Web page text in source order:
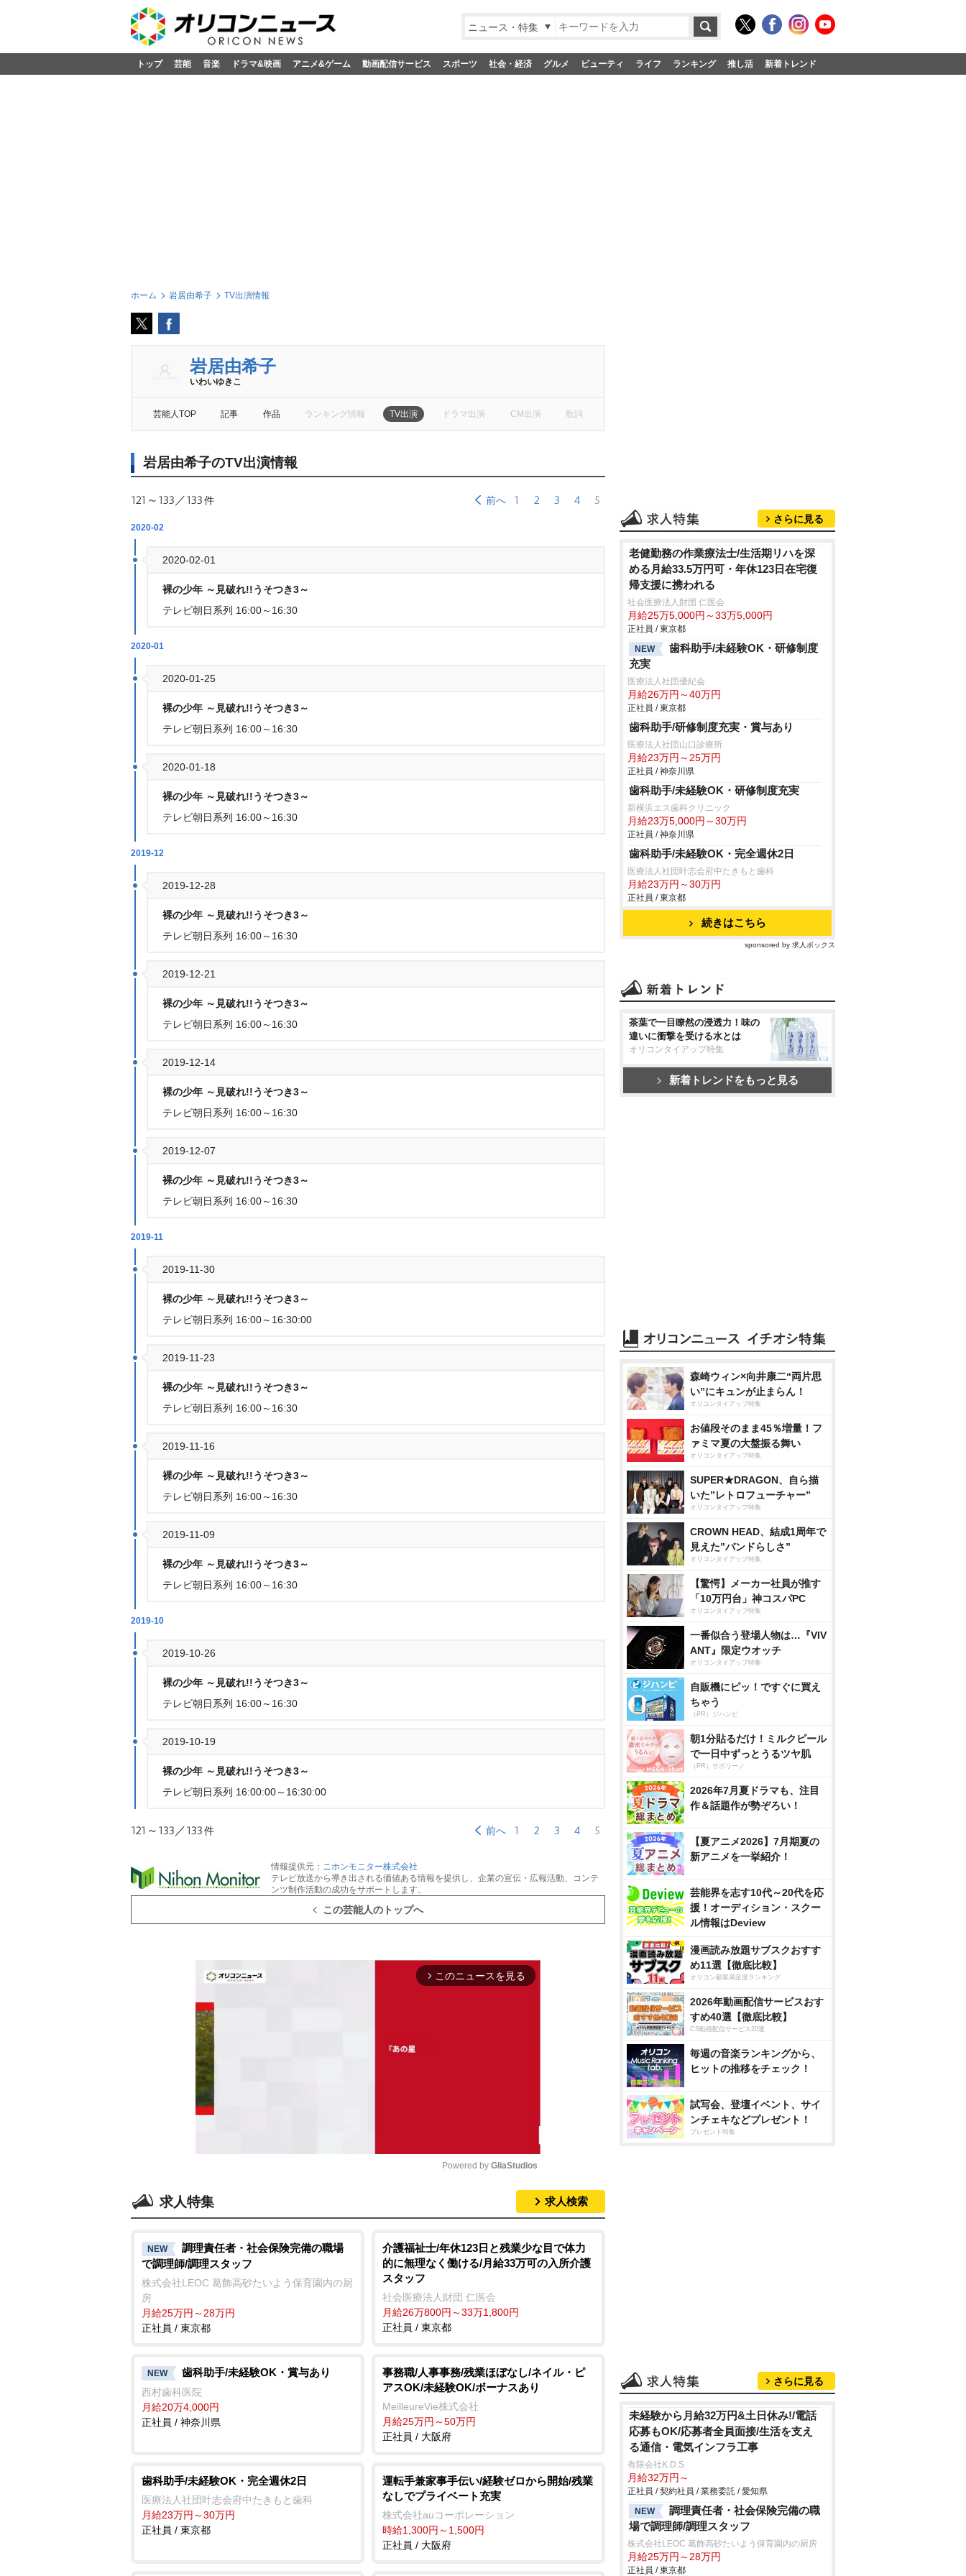
ニュース・特集
トップ 芸能 音楽 ドラマ&映画 アニメ&ゲーム 動画配信サービス スポーツ 社会・経済 グルメ ビューティ ライフ ランキング 推し活 新着トレンド
ホーム 居由希子 TV出演情報
居由希子
いわいゆきこ
芸能人TOP 記事 作品 ランキング情報 TV出演 ドラマ出演 CM出演 歌詞
居由希子のTV出演情報
121～133／133件 前へ 1 2 3 4 5
2020-02
2020-02-01
裸の少年 ～見破れ!!うそつき3～
テレビ朝日系列 16:00～16:30
2020-01
2020-01-25
裸の少年 ～見破れ!!うそつき3～
テレビ朝日系列 16:00～16:30
2020-01-18
裸の少年 ～見破れ!!うそつき3～
テレビ朝日系列 16:00～16:30
2019-12
2019-12-28
裸の少年 ～見破れ!!うそつき3～
テレビ朝日系列 16:00～16:30
2019-12-21
裸の少年 ～見破れ!!うそつき3～
テレビ朝日系列 16:00～16:30
2019-12-14
裸の少年 ～見破れ!!うそつき3～
テレビ朝日系列 16:00～16:30
2019-12-07
裸の少年 ～見破れ!!うそつき3～
テレビ朝日系列 16:00～16:30
2019-11
2019-11-30
裸の少年 ～見破れ!!うそつき3～
テレビ朝日系列 16:00～16:30:00
2019-11-23
裸の少年 ～見破れ!!うそつき3～
テレビ朝日系列 16:00～16:30
2019-11-16
裸の少年 ～見破れ!!うそつき3～
テレビ朝日系列 16:00～16:30
2019-11-09
裸の少年 ～見破れ!!うそつき3～
テレビ朝日系列 16:00～16:30
2019-10
2019-10-26
裸の少年 ～見破れ!!うそつき3～
テレビ朝日系列 16:00～16:30
2019-10-19
裸の少年 ～見破れ!!うそつき3～
テレビ朝日系列 16:00:00～16:30:00
121～133／133件 前へ 1 2 3 4 5
情報提供元： ニホンモニター株式会社
テレビ放送から導き出される価値ある情報を提供し、企業の宣伝・広報活動、コンテ
ンツ制作活動の成功をサポートします。
この芸能人のトップへ
arrow_forward_ios このニュースを見る
t
e
Powered by GliaStudios
求人特集 求人検索
NEW
調理責任者・社会保険完備の職場
で調理師/調理スタッフ
株式会社LEOC 葛飾高砂たいよう保育園内の厨
房
月給25万円～28万円
正社員 / 東京都
介護福祉士/年休123日と残業少な目で体力
的に無理なく働ける/月給33万可の入所介護
スタッフ
社会医療法人財団 仁医会
月給26万800円～33万1,800円
正社員 / 東京都
NEW 歯科助手/未経験OK・賞与あり
西村歯科医院
月給20万4,000円
正社員 / 神奈川県
事務職/人事事務/残業ほぼなし/ネイル・ピ
アスOK/未経験OK/ボーナスあり
MeilleureVie株式会社
月給25万円～50万円
正社員 / 大阪府
歯科助手/未経験OK・完全週休2日
医療法人社団叶志会府中たきもと歯科
月給23万円～30万円
正社員 / 東京都
運転手兼家事手伝い/経験ゼロから開始/残業
なしでプライベート充実
株式会社auコーポレーション
時給1,300円～1,500円
正社員 / 大阪府
さらに見る
老健勤務の作業療法士/生活期リハを深
める月給33.5万円可・年休123日在宅復
帰支援に携われる
社会医療法人財団 仁医会
月給25万5,000円～33万5,000円
正社員 / 東京都
NEW
歯科助手/未経験OK・研修制度
充実
医療法人社団優紀会
月給26万円～40万円
正社員 / 東京都
歯科助手/研修制度充実・賞与あり
医療法人社団山口診療所
月給23万円～25万円
正社員 / 神奈川県
歯科助手/未経験OK・研修制度充実
新横浜エス歯科クリニック
月給23万5,000円～30万円
正社員 / 神奈川県
歯科助手/未経験OK・完全週休2日
医療法人社団叶志会府中たきもと歯科
月給23万円～30万円
正社員 / 東京都
続きはこちら
sponsored by 求人ボックス
茶葉で一目瞭然の浸透力！味の
違いに衝撃を受ける水とは
オリコンタイアップ特集
新着トレンドをもっと見る
森崎ウィン×向井康二“両片思
い”にキュンが止まらん！
オリコンタイアップ特集
お値段そのまま45％増量！フ
ァミマ夏の大盤振る舞い
オリコンタイアップ特集
SUPER★DRAGON、自ら描
いた”レトロフューチャー”
オリコンタイアップ特集
CROWN HEAD、結成1周年で
見えた”バンドらしさ”
オリコンタイアップ特集
【驚愕】メーカー社員が推す
「10万円台」神コスパPC
オリコンタイアップ特集
一番似合う登場人物は…『VIV
ANT』限定ウオッチ
オリコンタイアップ特集
自販機にピッ！ですぐに買え
ちゃう
（PR）ジハンピ
朝1分貼るだけ！ミルクピール
で一日中ずっとうるツヤ肌
（PR）サボリーノ
2026年7月夏ドラマも、注目
作＆話題作が勢ぞろい！
【夏アニメ2026】7月期夏の
新アニメを一挙紹介！
芸能界を志す10代～20代を応
援！オーディション・スクー
ル情報はDeview
漫画読み放題サブスクおすす
め11選【徹底比較】
オリコン顧客満足度ランキング
2026年動画配信サービスおす
すめ40選【徹底比較】
CS動画配信サービス20選
毎週の音楽ランキングから、
ヒットの推移をチェック！
試写会、登壇イベント、サイ
ンチェキなどプレゼント！
プレゼント特集
さらに見る
未経験から月給32万円&土日休み!/電話
応募もOK/応募者全員面接/生活を支え
る通信・電気インフラ工事
有限会社K.D.S
月給32万円～
正社員 / 契約社員 / 業務委託 / 愛知県
NEW
調理責任者・社会保険完備の職
場で調理師/調理スタッフ
株式会社LEOC 葛飾高砂たいよう保育園内の厨房
月給25万円～28万円
正社員 / 東京都